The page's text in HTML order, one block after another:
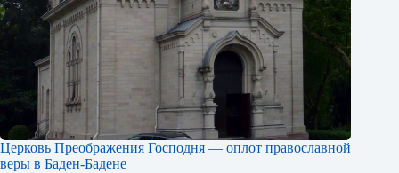
Церковь Преображения Господня — оплот православной
веры в Баден-Бадене